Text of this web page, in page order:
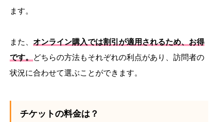
ます。
また、 オンライン購入では割引が適用されるため、お得
です。
どちらの方法もそれぞれの利点があり、訪問者の
状況に合わせて選ぶことができます。
チケットの料金は？